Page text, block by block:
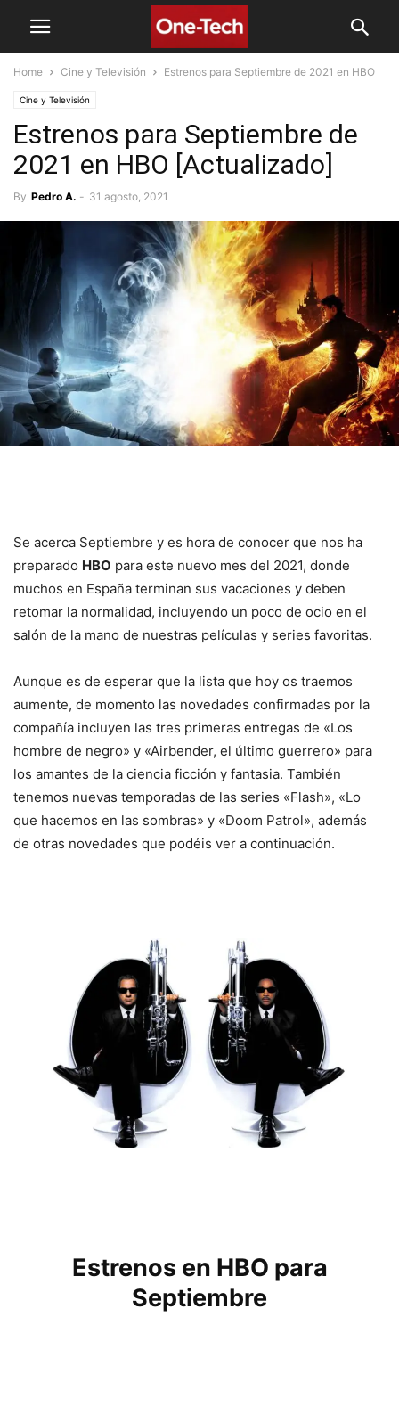
Home Cine y Televisión Estrenos para Septiembre de 2021 en HBO
Cine y Televisión
Estrenos para Septiembre de
2021 en HBO [Actualizado]
By Pedro A. - 31 agosto, 2021
Se acerca Septiembre y es hora de conocer que nos ha
preparado HBO para este nuevo mes del 2021, donde
muchos en España terminan sus vacaciones y deben
retomar la normalidad, incluyendo un poco de ocio en el
salón de la mano de nuestras películas y series favoritas.
Aunque es de esperar que la lista que hoy os traemos
aumente, de momento las novedades confirmadas por la
compañía incluyen las tres primeras entregas de «Los
hombre de negro» y «Airbender, el último guerrero» para
los amantes de la ciencia ficción y fantasia. También
tenemos nuevas temporadas de las series «Flash», «Lo
que hacemos en las sombras» y «Doom Patrol», además
de otras novedades que podéis ver a continuación.
Estrenos en HBO para
Septiembre